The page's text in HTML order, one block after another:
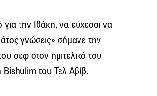
την Ιθάκη, να εύχεσαι να
γνώσεις» σήμανε την
σεφ στον ημιτελικό του
του Τελ Αβίβ.